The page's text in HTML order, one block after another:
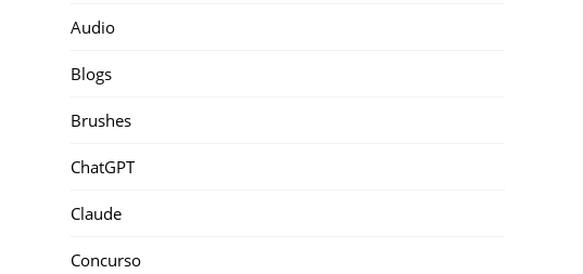
Audio
Blogs
Brushes
ChatGPT
Claude
Concurso